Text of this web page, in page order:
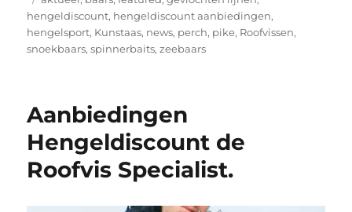
hengeldiscount, hengeldiscount aanbiedingen,
hengelsport, Kunstaas, news, perch, pike, Roofvissen,
snoekbaars,spinnerbaits,zeebaars
Aanbiedingen
Hengeldiscount de
Roofvis Specialist.